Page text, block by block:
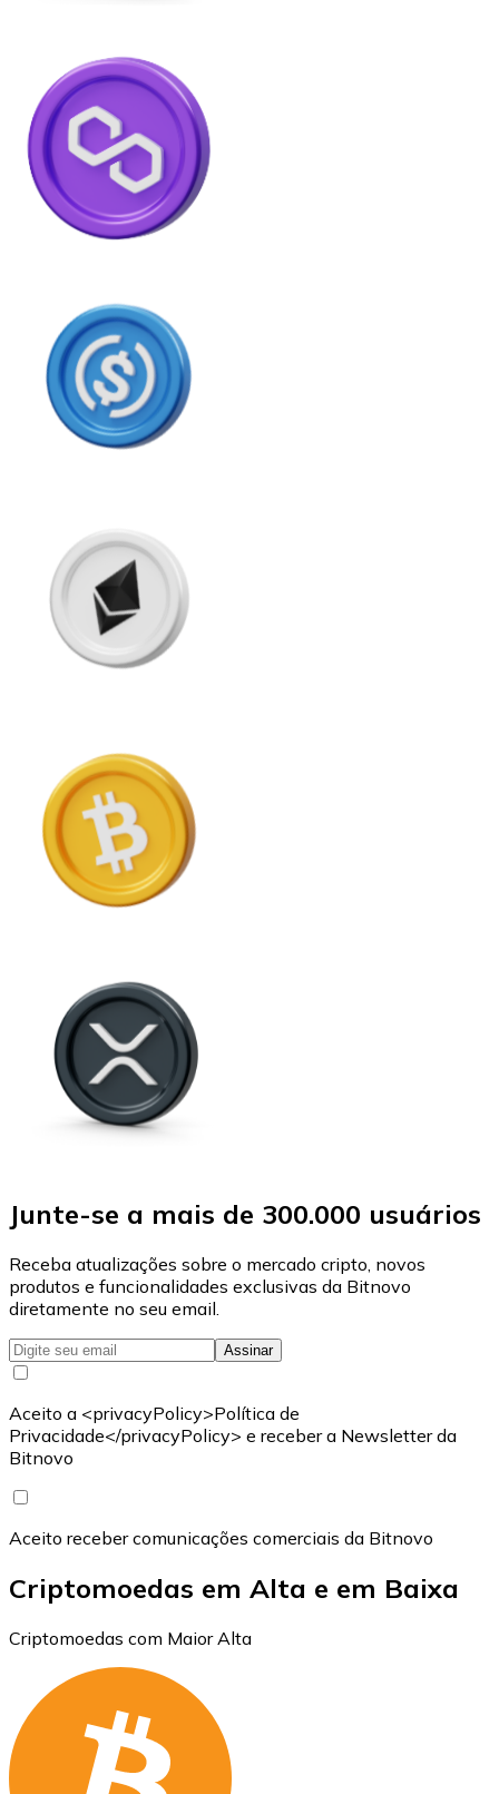
Junte-se a mais de 300.000 usuários
Receba atualizações sobre o mercado cripto, novos
produtos e funcionalidades exclusivas da Bitnovo
diretamente no seu email.
Assinar
Aceito a <privacyPolicy>Política de
Privacidade</privacyPolicy> e receber a Newsletter da
Bitnovo
Aceito receber comunicações comerciais da Bitnovo
Criptomoedas em Alta e em Baixa
Criptomoedas com Maior Alta